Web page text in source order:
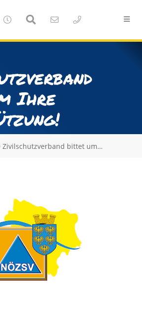
Ihre
Zivilschutzverband bittet um…